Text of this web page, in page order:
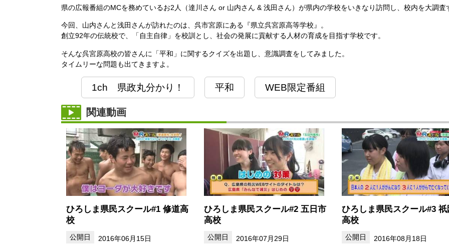
県の広報番組のMCを務めているお2人（達川さん or 山内さん & 浅田さん）が県内の学校をいきなり訪問し、校内を大調査
今回、山内さんと浅田さんが訪れたのは、呉市宮原にある『県立呉宮原高等学校』。
創立92年の伝統校で、「自主自律」を校訓とし、社会の発展に貢献する人材の育成を目指す学校です。
そんな呉宮原高校の皆さんに「平和」に関するクイズを出題し、意識調査をしてみました。
タイムリーな問題も出てきますよ。
1ch 県政丸分かり！ 平和 WEB限定番組
関連動画
ひろしま県民スクール#1 修道高
校
2016年06月15日
ひろしま県民スクール#2 五日市
高校
2016年07月29日
ひろしま県民スクール#3 祇
高校
2016年08月18日